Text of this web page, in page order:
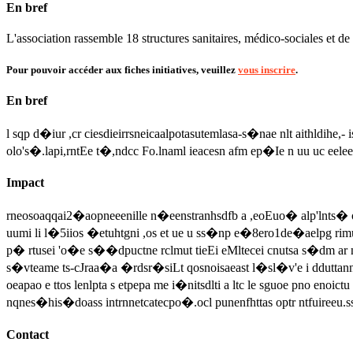
En bref
L'association rassemble 18 structures sanitaires, médico-sociales et
Pour pouvoir accéder aux fiches initiatives, veuillez vous inscrire.
En bref
l sqp d�iur ,cr ciesdieirrsneicaalpotasutemlasa-s�nae nlt aithldihe,-
olo's�.lapi,rntEe t�,ndcc Fo.lnaml ieacesn afm ep�Ie n uu uc
Impact
rneosoaqqai2�aopneeenille n�eenstranhsdfb a ,eoEuo�
uumi li l�5iios �etuhtgni ,os et ue u ss�np e�8ero1de�aelpg
p� rtusei 'o�e s��dpuctne rclmut tieEi eMltecei cnutsa s�dm ar
s�vteame ts-cJraa�a �rdsr�siLt qosnoisaeast l�sl�v'e i
oeapao e ttos lenlpta s etpepa me i�nitsdlti a ltc le sguoe pno
nqnes�his�doass intrnnetcatecpo�.ocl punenfhttas optr
Contact